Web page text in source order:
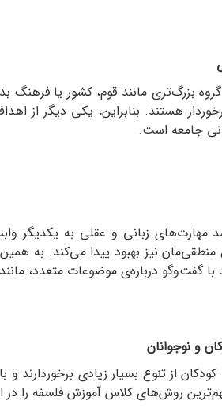
بزرگ‌تری مانند قوم، کشور یا
هستند. بنابراین، یکی دیگر از
جامعه است.
مهارت‌های زبانی و عقلی به یکدیگر
منطقی‌مان نیز بهبود پیدا می‌‌کند. به
با گفت‌وگو درباره‌ی موضوعات متعدد،
و نوجوانان
از تنوع بسیار زیادی
روش‌های کلاس آموزش فلسفه را